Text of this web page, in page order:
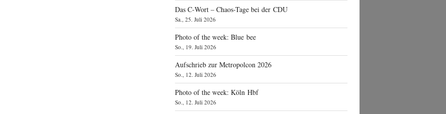
Das C‑Wort – Chaos-Tage bei der CDU
Sa., 25. Juli 2026
Photo of the week: Blue bee
So., 19. Juli 2026
Aufschrieb zur Metropolcon 2026
So., 12. Juli 2026
Photo of the week: Köln Hbf
So., 12. Juli 2026